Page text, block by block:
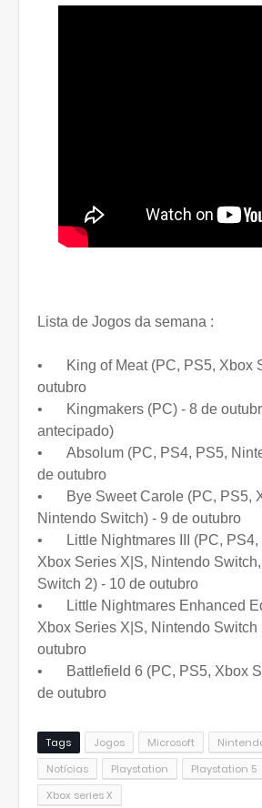
Lista de Jogos da semana :
•
King of Meat (PC, PS5, Xbox
outubro
•
Kingmakers (PC) - 8 de
antecipado)
•
Absolum (PC, PS4, PS5,
de outubro
•
Bye Sweet Carole (PC, PS5,
Nintendo Switch) - 9 de outubro
•
Little Nightmares III (PC,
Xbox Series X|S, Nintendo
Switch 2) - 10 de outubro
•
Little Nightmares Enhanced
Xbox Series X|S, Nintendo Switch
outubro
•
Battlefield 6 (PC, PS5, Xbox
de outubro
Tags Jogos Microsoft
Notícias
Playstation Playstation 5
Xbox series X